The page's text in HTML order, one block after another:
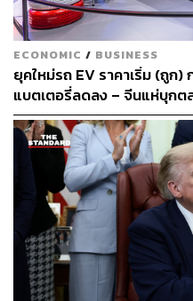
แสดงแนวหน้าชาวจีน ได้แก่
Zang Jinsheng และ Xu
รับชมตัวอย่างได้ที่นี่
ECONOMIC / BUSINESS
ยุคใหม่รถ EV ราคาเริ่ม (ถูก
แบตเตอรี่ลดลง – จีนแห่บุกต